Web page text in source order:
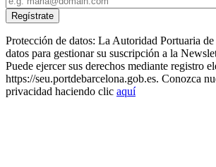
Protección de datos: La Autoridad Portuaria
datos para gestionar su suscripción a la
Puede ejercer sus derechos mediante registro
https://seu.portdebarcelona.gob.es. Conozca
privacidad haciendo clic aquí